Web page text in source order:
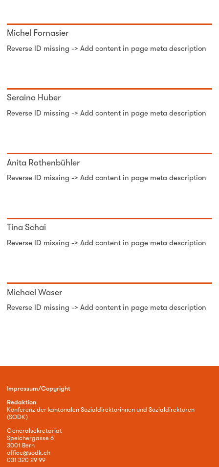
Michel Fornasier
Reverse ID missing -> Add content in page meta description
Seraina Huber
Reverse ID missing -> Add content in page meta description
Anita Rothenbühler
Reverse ID missing -> Add content in page meta description
Tina Schai
Reverse ID missing -> Add content in page meta description
Michael Waser
Reverse ID missing -> Add content in page meta description
Impressum/Copyright
Redaktion
Konferenz der kantonalen Sozialdirektorinnen und Sozialdirektoren
(SODK)
Generalsekretariat
Speichergasse 6
3001 Bern
office@sodk.ch
031 320 29 99